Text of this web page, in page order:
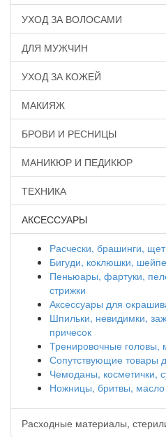
УХОД ЗА ВОЛОСАМИ
ДЛЯ МУЖЧИН
УХОД ЗА КОЖЕЙ
МАКИЯЖ
БРОВИ И РЕСНИЦЫ
МАНИКЮР И ПЕДИКЮР
ТЕХНИКА
АКСЕССУАРЫ
Расчески, брашинги,
Бигуди, коклюшки,
Пеньюары, фартуки,
стрижки
Аксессуары для
Шпильки, невидимки,
причесок
Тренировочные головы,
Сопутствующие товары
Чемоданы, косметички,
Ножницы, бритвы, масло
Расходные материалы,